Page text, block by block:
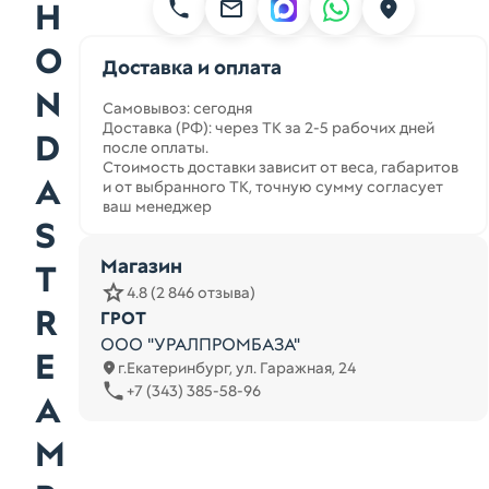
H
O
N
D
A
S
T
R
E
A
M
Доставка и оплата
Самовывоз: сегодня
Доставка (РФ): через ТК за 2-5 рабочих дней
после оплаты.
Стоимость доставки зависит от веса, габаритов
и от выбранного ТК, точную сумму согласует
ваш менеджер
Магазин
4.8 (2 846 отзыва)
ГРОТ
ООО "УРАЛПРОМБАЗА"
г.Екатеринбург, ул. Гаражная, 24
+7 (343) 385-58-96